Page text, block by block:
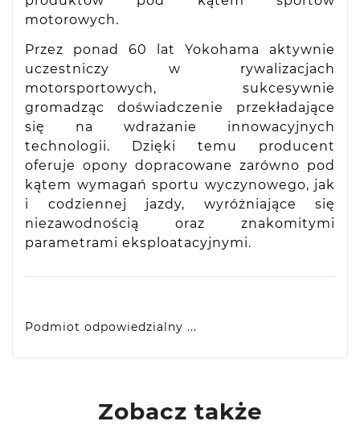
motorowych.
Przez ponad 60 lat Yokohama aktywnie
uczestniczy w rywalizacjach
motorsportowych, sukcesywnie
gromadząc doświadczenie przekładające
się na wdrażanie innowacyjnych
technologii. Dzięki temu producent
oferuje opony dopracowane zarówno pod
kątem wymagań sportu wyczynowego, jak
i codziennej jazdy, wyróżniające się
niezawodnością oraz znakomitymi
parametrami eksploatacyjnymi.
Podmiot odpowiedzialny ...
Zobacz także